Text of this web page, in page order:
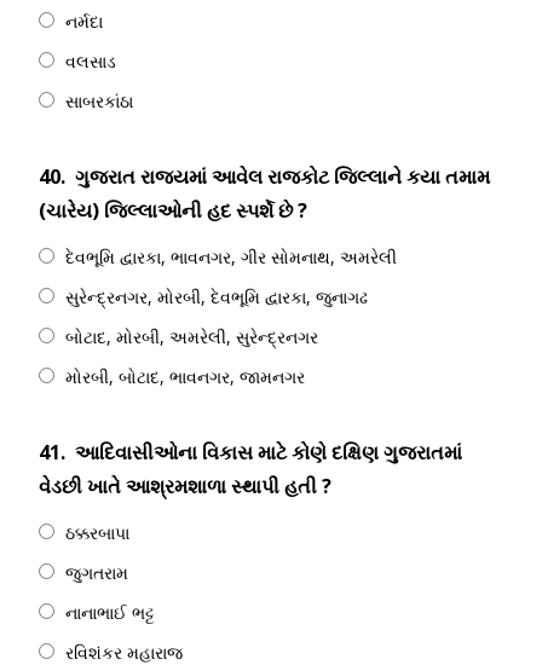
નર્મદા
વલસાડ
સાબરકાંઠા
40. ગુજરાત રાજ્યમાં આવેલ રાજકોટ જિલ્લાને કયા તમામ
(ચારેય) જિલ્લાઓની હદ સ્પર્શે છે ?
દેવભૂમિ દ્વારકા, ભાવનગર, ગીર સોમનાથ, અમરેલી
સુરેન્દ્રનગર, મોરબી, દેવભૂમિ દ્વારકા, જુનાગઢ
બોટાદ, મોરબી, અમરેલી, સુરેન્દ્રનગર
મોરબી, બોટાદ, ભાવનગર, જામનગર
41. આદિવાસીઓના વિકાસ માટે કોણે દક્ષિણ ગુજરાતમાં
વેડછી ખાતે આશ્રમશાળા સ્થાપી હતી ?
ઠક્કરબાપા
જુગતરામ
નાનાભાઈ ભટ્ટ
રવિશંકર મહારાજ